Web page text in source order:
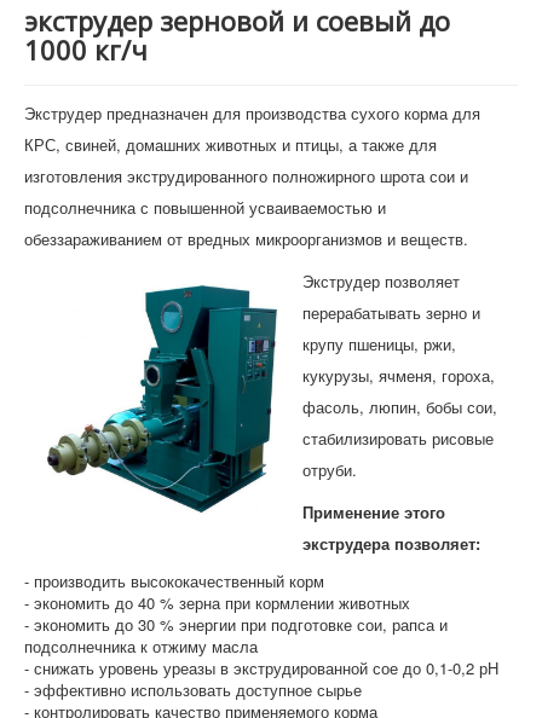
экструдер зерновой и соевый до
1000 кг/ч
Экструдер предназначен для производства сухого корма для
КРС, свиней, домашних животных и птицы, а также для
изготовления экструдированного полножирного шрота сои и
подсолнечника с повышенной усваиваемостью и
обеззараживанием от вредных микроорганизмов и веществ.
Экструдер позволяет
перерабатывать зерно и
крупу пшеницы, ржи,
кукурузы, ячменя, гороха,
фасоль, люпин, бобы сои,
стабилизировать рисовые
отруби.
Применение этого
экструдера позволяет:
- производить высококачественный корм
- экономить до 40 % зерна при кормлении животных
- экономить до 30 % энергии при подготовке сои, рапса и
подсолнечника к отжиму масла
- снижать уровень уреазы в экструдированной сое до 0,1-0,2 рН
- эффективно использовать доступное сырье
- контролировать качество применяемого корма